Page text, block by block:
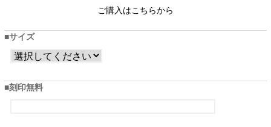
ご購入はこちらから
サイズ
刻印無料